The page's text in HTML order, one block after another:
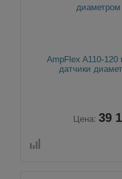
AmpFlex A110-120
датчики
Цена: 39